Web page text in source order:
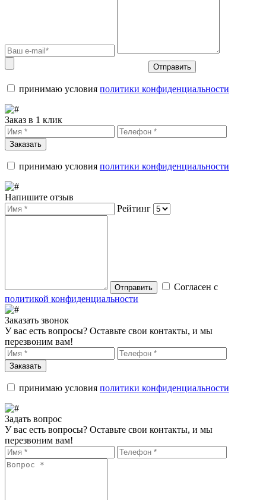
Отправить
принимаю условия политики конфиденциальности
Заказ в 1 клик
Заказать
принимаю условия политики конфиденциальности
Напишите отзыв
Рейтинг
Отправить
Согласен с
политикой конфиденциальности
Заказать звонок
У вас есть вопросы? Оставьте свои контакты, и мы
перезвоним вам!
Заказать
принимаю условия политики конфиденциальности
Задать вопрос
У вас есть вопросы? Оставьте свои контакты, и мы
перезвоним вам!